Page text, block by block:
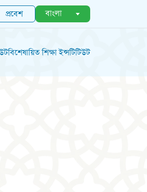
প্রবেশ বাংলা
বিশেষায়িত শিক্ষা ইন্সটিটিউট